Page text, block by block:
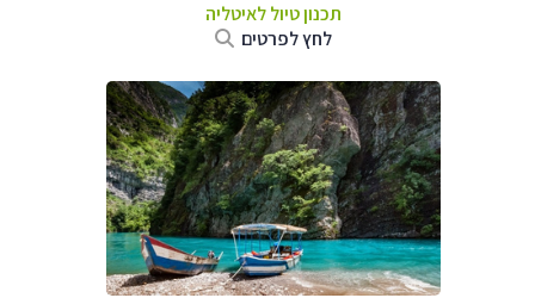
תכנון טיול לאיטליה
לחץ לפרטים